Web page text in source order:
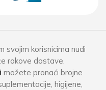
svojim korisnicima nudi
rokove dostave.
možete pronaći brojne
higijene,